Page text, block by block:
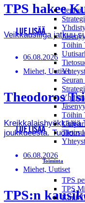
Töihin
Töihin
Toiminta
TPS
TPS
Kimi-
TPS hakee
Veikkausliiga jatkuu
LUE LISÄÄ
06.08.2026
Miehet, Uutiset
Theodoros
Kreikkalaishyökkääjä
joukkueesta.
LUE LISÄÄ
06.08.2026
Miehet, Uutiset
TPS:n